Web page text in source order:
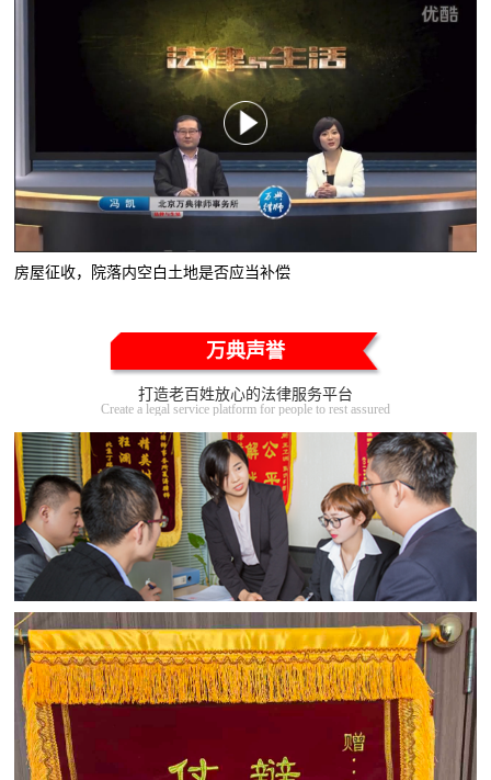
房屋征收，院落内空白土地是否应当补偿
万典声誉
打造老百姓放心的法律服务平台
Create a legal service platform for people to rest assured